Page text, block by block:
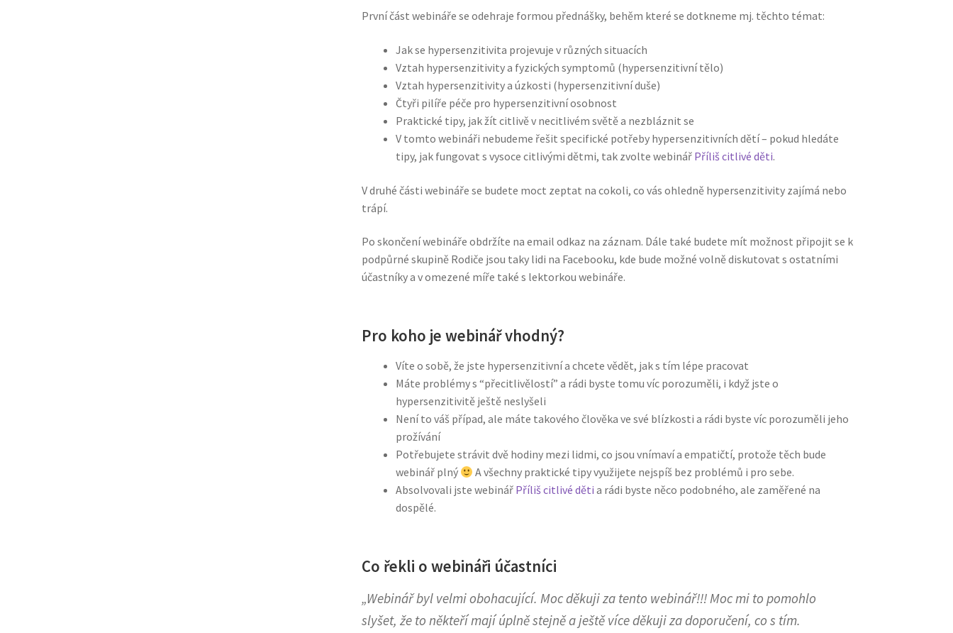
První část webináře se odehraje formou přednášky, behěm které se dotkneme mj. těchto témat:
Jak se hypersenzitivita projevuje v různých situacích
Vztah hypersenzitivity a fyzických symptomů (hypersenzitivní tělo)
Vztah hypersenzitivity a úzkosti (hypersenzitivní duše)
Čtyři pilíře péče pro hypersenzitivní osobnost
Praktické tipy, jak žít citlivě v necitlivém světě a nezbláznit se
V tomto webináři nebudeme řešit specifické potřeby hypersenzitivních dětí – pokud hledáte
tipy, jak fungovat s vysoce citlivými dětmi, tak zvolte webinář Příliš citlivé děti.
V druhé části webináře se budete moct zeptat na cokoli, co vás ohledně hypersenzitivity zajímá nebo
trápí.
Po skončení webináře obdržíte na email odkaz na záznam. Dále také budete mít možnost připojit se k
podpůrné skupině Rodiče jsou taky lidi na Facebooku, kde bude možné volně diskutovat s ostatními
účastníky a v omezené míře také s lektorkou webináře.
Pro koho je webinář vhodný?
Víte o sobě, že jste hypersenzitivní a chcete vědět, jak s tím lépe pracovat
Máte problémy s “přecitlivělostí” a rádi byste tomu víc porozuměli, i když jste o
hypersenzitivitě ještě neslyšeli
Není to váš případ, ale máte takového člověka ve své blízkosti a rádi byste víc porozuměli jeho
prožívání
Potřebujete strávit dvě hodiny mezi lidmi, co jsou vnímaví a empatičtí, protože těch bude
webinář plný
A všechny praktické tipy využijete nejspíš bez problémů i pro sebe.
Absolvovali jste webinář Příliš citlivé děti a rádi byste něco podobného, ale zaměřené na
dospělé.
Co řekli o webináři účastníci
„Webinář byl velmi obohacující. Moc děkuji za tento webinář!!! Moc mi to pomohlo
slyšet, že to někteří mají úplně stejně a ještě více děkuji za doporučení, co s tím.